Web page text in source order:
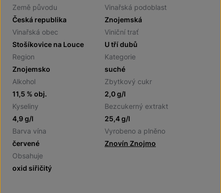
Země původu
Česká republika
Vinařská podoblast
Znojemská
Vinařská obec
Stošíkovice na Louce
Viniční trať
U tří dubů
Region
Znojemsko
Kategorie
suché
Alkohol
11,5 % obj.
Zbytkový cukr
2,0 g/l
Kyseliny
4,9 g/l
Bezcukerný extrakt
25,4 g/l
Barva vína
červené
Vyrobeno a plněno
Znovín Znojmo
Obsahuje
oxid siřičitý